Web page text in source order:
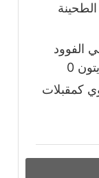
الفوود
0
كمقبلات